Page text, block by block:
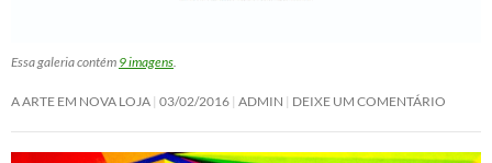
Essa galeria contém 9 imagens
A ARTE EM NOVA LOJA 03/02/2016 ADMIN DEIXE UM COMENTÁRIO